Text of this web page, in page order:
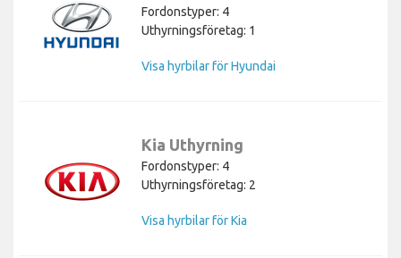
Fordonstyper: 4
Uthyrningsföretag: 1
Visa hyrbilar för Hyundai
Kia Uthyrning
Fordonstyper: 4
Uthyrningsföretag: 2
Visa hyrbilar för Kia